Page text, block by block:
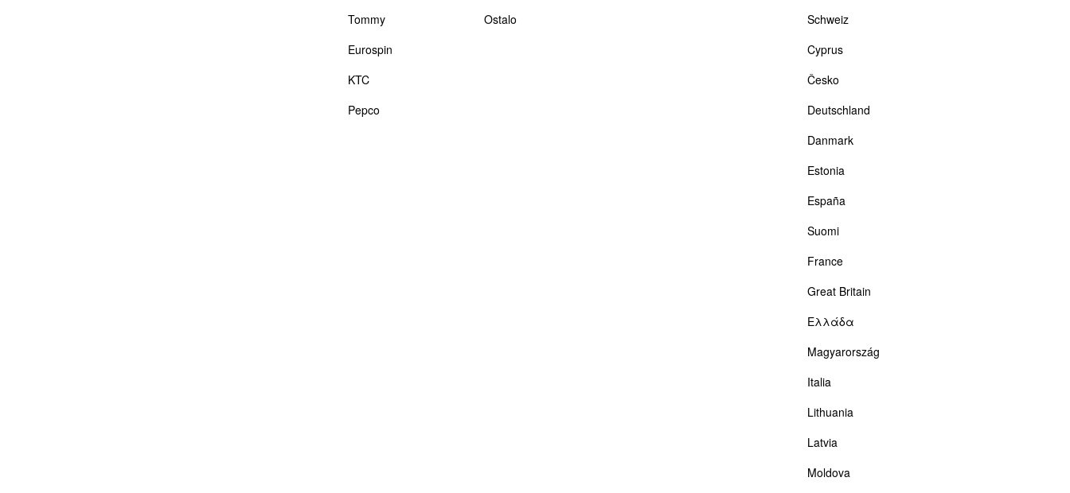
Tommy
Eurospin
KTC
Pepco
Ostalo
Schweiz
Cyprus
Česko
Deutschland
Danmark
Estonia
España
Suomi
France
Great Britain
Ελλάδα
Magyarország
Italia
Lithuania
Latvia
Moldova